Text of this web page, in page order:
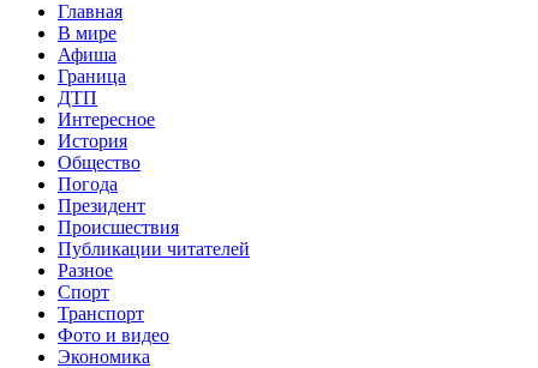
Главная
В мире
Афиша
Граница
ДТП
Интересное
История
Общество
Погода
Президент
Происшествия
Публикации читателей
Разное
Спорт
Транспорт
Фото и видео
Экономика